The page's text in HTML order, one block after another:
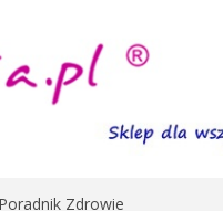
Poradnik Zdrowie